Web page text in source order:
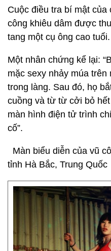
Cuộc điều tra bí mật của
công khiêu dâm được
tang một cụ ông cao tuổi.
Một nhân chứng kể lại:
mặc sexy nhảy múa trên
trong làng. Sau đó, họ
cuồng và từ từ cởi bỏ
màn hình điện tử trình
cố”.
Màn biểu diễn của vũ
tỉnh Hà Bắc, Trung Quốc